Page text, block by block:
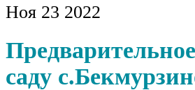
Ноя 23 2022
саду